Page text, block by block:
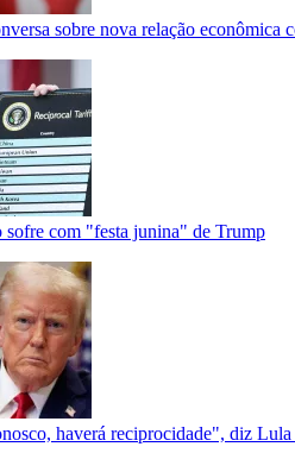
sobre nova relação econômica
com "festa junina" de Trump
haverá reciprocidade", diz Lula